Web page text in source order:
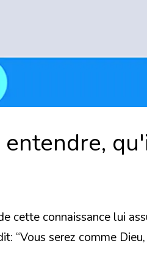
connaissance lui
“Vous serez comme